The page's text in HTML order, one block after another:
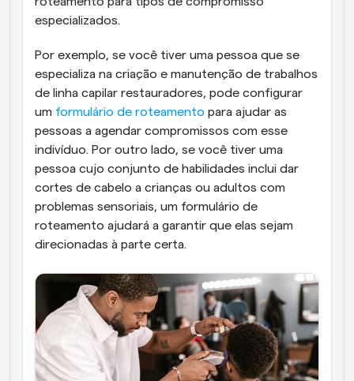
especializados.
Por exemplo, se você tiver uma pessoa que se
especializa na criação e manutenção de trabalhos
de linha capilar restauradores, pode configurar
um formulário de roteamento para ajudar as
pessoas a agendar compromissos com esse
indivíduo. Por outro lado, se você tiver uma
pessoa cujo conjunto de habilidades inclui dar
cortes de cabelo a crianças ou adultos com
problemas sensoriais, um formulário de
roteamento ajudará a garantir que elas sejam
direcionadas à parte certa.